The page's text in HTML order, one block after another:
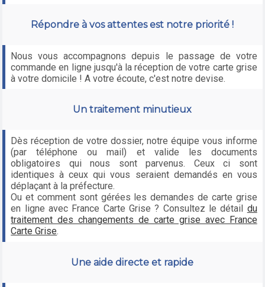
Répondre à vos attentes est notre priorité !
Nous vous accompagnons depuis le passage de votre
commande en ligne jusqu'à la réception de votre carte grise
à votre domicile ! A votre écoute, c'est notre devise.
Un traitement minutieux
Dès réception de votre dossier, notre équipe vous informe
(par téléphone ou mail) et valide les documents
obligatoires qui nous sont parvenus. Ceux ci sont
identiques à ceux qui vous seraient demandés en vous
déplaçant à la préfecture.
Ou et comment sont gérées les demandes de carte grise
en ligne avec France Carte Grise ? Consultez le détail du
traitement des changements de carte grise avec France
Carte Grise.
Une aide directe et rapide